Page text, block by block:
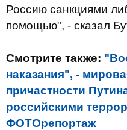
Россию санкциями
помощью", - сказал
Смотрите также:
наказания", -
причастности
российскими
ФОТОрепортаж